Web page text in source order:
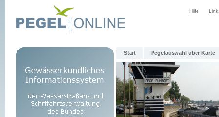
Hilfe
Start Pegelauswahl über Karte